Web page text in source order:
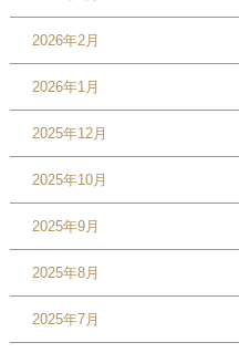
2026年2月
2026年1月
2025年12月
2025年10月
2025年9月
2025年8月
2025年7月